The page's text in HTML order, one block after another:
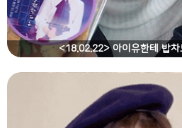
<18.02.22> 아이유한테 밥차